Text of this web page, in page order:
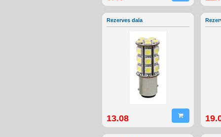
Rezerves dala
13.08